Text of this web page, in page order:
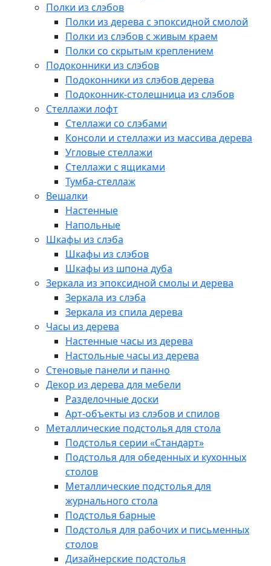
Полки из слэбов
Полки из дерева с эпоксидной смолой
Полки из слэбов с живым краем
Полки со скрытым креплением
Подоконники из слэбов
Подоконники из слэбов дерева
Подоконник-столешница из слэбов
Стеллажи лофт
Стеллажи со слэбами
Консоли и стеллажи из массива дерева
Угловые стеллажи
Стеллажи с ящиками
Тумба-стеллаж
Вешалки
Настенные
Напольные
Шкафы из слэба
Шкафы из слэбов
Шкафы из шпона дуба
Зеркала из эпоксидной смолы и дерева
Зеркала из слэба
Зеркала из спила дерева
Часы из дерева
Настенные часы из дерева
Настольные часы из дерева
Стеновые панели и панно
Декор из дерева для мебели
Разделочные доски
Арт-объекты из слэбов и спилов
Металлические подстолья для стола
Подстолья серии «Стандарт»
Подстолья для обеденных и кухонных
столов
Металлические подстолья для
журнального стола
Подстолья барные
Подстолья для рабочих и письменных
столов
Дизайнерские подстолья